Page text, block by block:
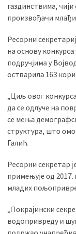
ГРАДОВИ
(810)
Пландиште
Uncategorized
(493)
Панчево
(479)
Чланци
(306)
(143)
Blogs
газдинствима,
произвођачи
Ресорни
на основу
подручјима у
остварила 163
„Циљ овог
да се одлуче на
се мења
структура, што
Галић.
Ресорни секретар
примењује од 2017.
младих
„Покрајински
водопривреду и